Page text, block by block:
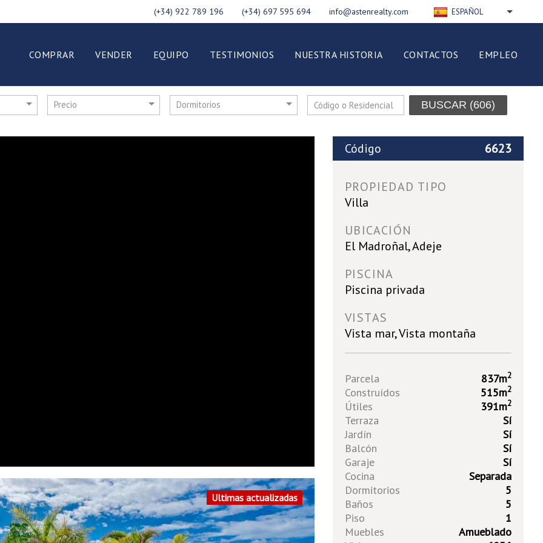
ESPAÑOL
DEUTSCH
NEDERLANDS
POLSKI
(+34) 922 789 196 (+34) 697 595 694 info@astenrealty.com
COMPRAR VENDER EQUIPO TESTIMONIOS NUESTRA HISTORIA CONTACTOS EMPLEO
Precio Dormitorios BUSCAR (606)
Ultimas actualizadas
Código 6623
PROPIEDAD TIPO
Villa
UBICACIÓN
El Madroñal, Adeje
PISCINA
Piscina privada
VISTAS
Vista mar, Vista montaña
Parcela 837m2
Construídos 515m2
Útiles 391m2
Terraza
Sí
Jardín
Sí
Balcón
Sí
Garaje
Sí
Cocina
Separada
Dormitorios
5
Baños
5
Piso
1
Muebles
Amueblado